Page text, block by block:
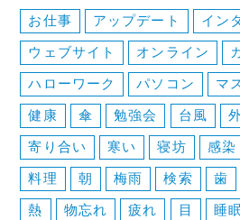
ー
ジ
送
り
お仕事 アップデート
イン
ウェブサイト
オンライン
ハローワーク
パソコン マ
健康
傘 勉強会 台風
寄り合い
寒い 寝坊 感染
料理
朝 梅雨 検索 歯
熱
物忘れ 疲れ 目 睡